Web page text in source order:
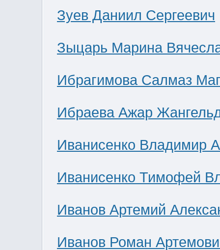
Зуев Даниил Сергеевич
Зыцарь Марина
Ибрагимова Салмаз
Ибраева Ажар
Иванисенко Владимир
Иванисенко Тимофей
Иванов Артемий
Иванов Роман